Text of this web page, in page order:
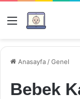
Menü
Anasayfa /Genel
Bebek